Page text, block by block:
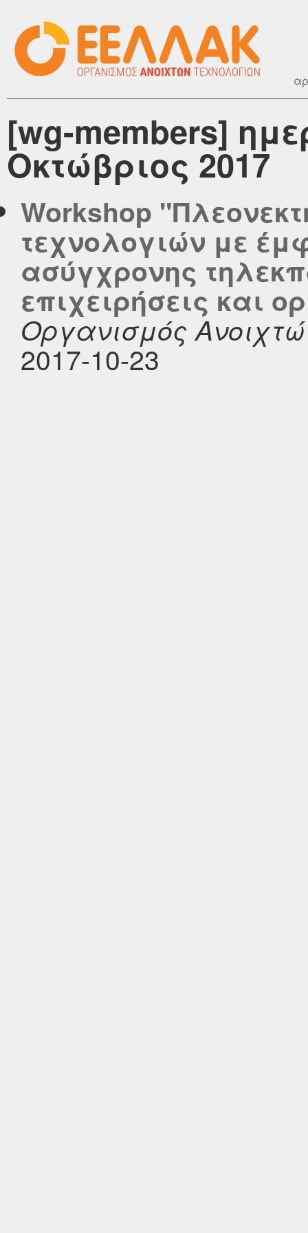
[wg-members]
Οκτώβριος 2017
Workshop
τεχνολογιών με
ασύγχρονης
επιχειρήσεις και
Οργανισμός
2017-10-23